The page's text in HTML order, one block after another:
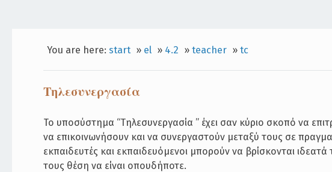
You are here: start » el » 4.2 » teacher » tc
Τηλεσυνεργασία
Το υποσύστημα “Τηλεσυνεργασία ” έχει σαν κύριο σκοπό να
να επικοινωνήσουν και να συνεργαστούν μεταξύ τους σε
εκπαιδευτές και εκπαιδευόμενοι μπορούν να βρίσκονται
τους θέση να είναι οπουδήποτε.